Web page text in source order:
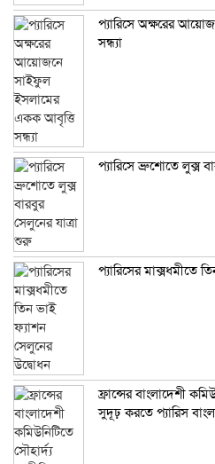
প্যারিসে অক্ষরের
সন্ধ্যা
প্যারিসে ব্রুশোতে লুক্স
প্যারিসের মাক্সধমীতে
ফ্রান্সের বাংলাদেশী
সুদূঢ় করতে প্যারিস